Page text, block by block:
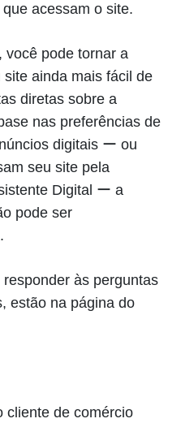
acessam o site.
, você pode tornar a
ainda mais fácil de
diretas sobre a
nas preferências de
digitais ー ou
seu site pela
Digital ー a
pode ser
às perguntas
estão na página do
cliente de comércio